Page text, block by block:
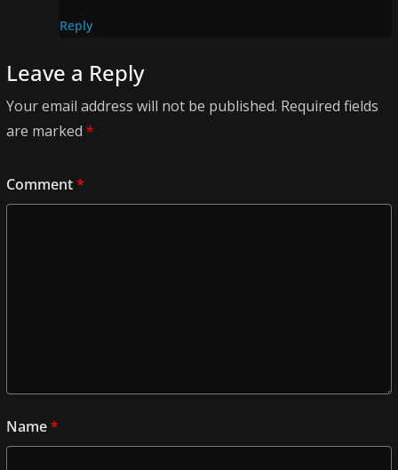
Reply
Leave a Reply
Your email address will not be published. Required fields
are marked *
Comment*
Name*